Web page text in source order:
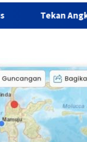
Angka Stunting,